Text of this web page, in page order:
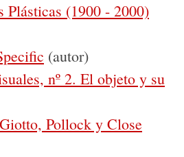
Plásticas (1900 - 2000)
(autor)
nº 2. El objeto y su
Pollock y Close